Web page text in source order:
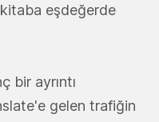
kitaba eşdeğerde
bir ayrıntı
gelen trafiğin